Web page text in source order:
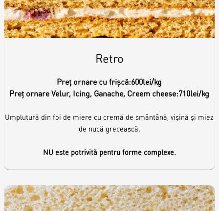
Retro
Preț ornare cu frișcă:600lei/kg
Preț ornare Velur, Icing, Ganache, Creem cheese:710lei/kg
Umplutură din foi de miere cu cremă de smântână, vișină și miez
de nucă grecească.
NU este potrivită pentru forme complexe.